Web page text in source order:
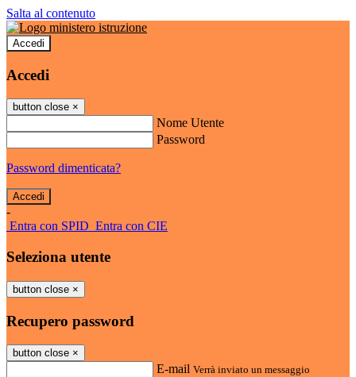
Salta al contenuto
Accedi
Accedi
button close ×
Nome Utente
Password
Password dimenticata?
-
Entra con SPID Entra con CIE
Seleziona utente
button close ×
Recupero password
button close ×
E-mail Verrà inviato un messaggio